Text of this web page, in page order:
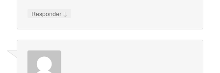
Responder ↓